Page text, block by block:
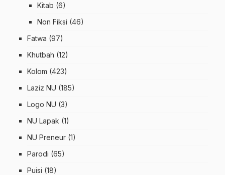
Kitab (6)
Non Fiksi (46)
Fatwa (97)
Khutbah (12)
Kolom (423)
Laziz NU (185)
Logo NU (3)
NU Lapak (1)
NU Preneur (1)
Parodi (65)
Puisi (18)